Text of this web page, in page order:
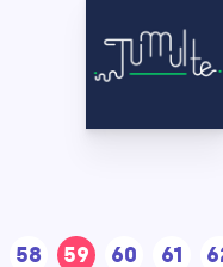
58 59 60 61